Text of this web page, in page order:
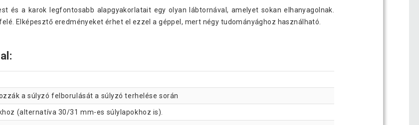
és a karok legfontosabb alapgyakorlatait egy olyan lábtornával, amelyet sokan elhanyagolnak.
Elképesztő eredményeket érhet el ezzel a géppel, mert négy tudományághoz használható.
a súlyzó felborulását a súlyzó terhelése során
(alternatíva 30/31 mm-es súlylapokhoz is).